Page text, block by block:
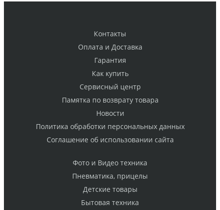
Контакты
Оплата и Доставка
Гарантия
Как купить
Cервисный центр
Памятка по возврату товара
Новости
Политика обработки персональных данных
Cоглашение об использовании сайта
Фото и Видео техника
Пневматика, прицелы
Детские товары
Бытовая техника